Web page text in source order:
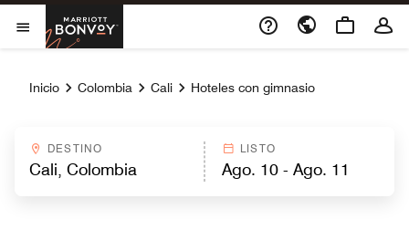
Skip to Content
Abrir el menú
Marriott Bonvoy
Inicio Colombia Cali Hoteles con gimnasio
DESTINO LISTO